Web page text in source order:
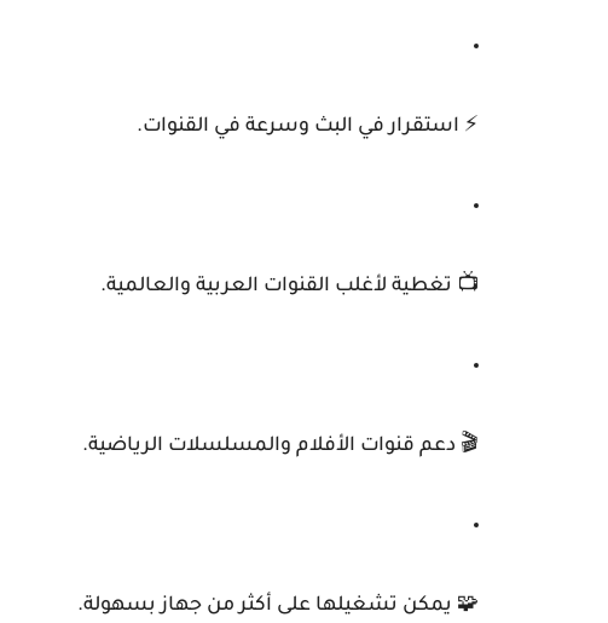
⚡ استقرار في البث وسرعة في القنوات.
📺 تغطية لأغلب القنوات العربية والعالمية.
🎬 دعم قنوات الأفلام والمسلسلات الرياضية.
🧩 يمكن تشغيلها على أكثر من جهاز بسهولة.